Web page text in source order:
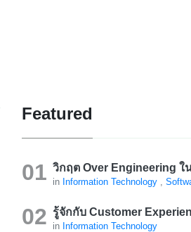
Featured
วิกฤต Over Engineering ใ
in Information Technology
รู้จักกับ Customer
in Information Technology